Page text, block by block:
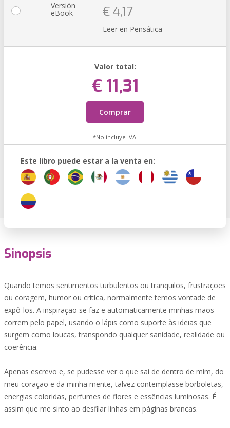
Versión
eBook € 4,17
Leer en Pensática
Valor total:
€ 11,31
Comprar
*No incluye IVA.
Este libro puede estar a la venta en:
Sinopsis
Quando temos sentimentos turbulentos ou tranquilos, frustrações
ou coragem, humor ou crítica, normalmente temos vontade de
expô-los. A inspiração se faz e automaticamente minhas mãos
correm pelo papel, usando o lápis como suporte às ideias que
surgem como loucas, transpondo qualquer sanidade, realidade ou
coerência.
Apenas escrevo e, se pudesse ver o que sai de dentro de mim, do
meu coração e da minha mente, talvez contemplasse borboletas,
energias coloridas, perfumes de flores e essências luminosas. É
assim que me sinto ao desfilar linhas em páginas brancas.